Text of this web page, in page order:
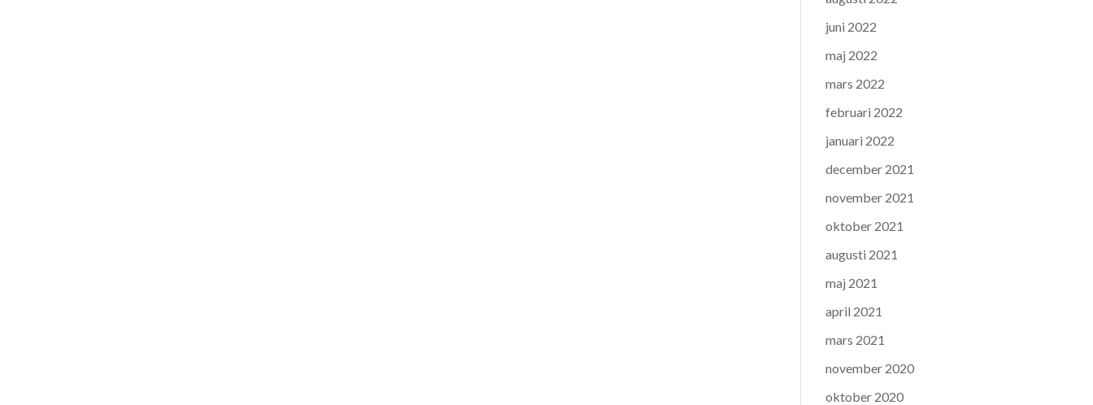
juni 2022
maj 2022
mars 2022
februari 2022
januari 2022
december 2021
november 2021
oktober 2021
augusti 2021
maj 2021
april 2021
mars 2021
november 2020
oktober 2020